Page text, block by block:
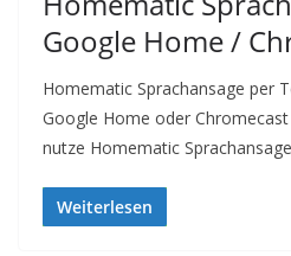
Google Home /
Homematic Sprachansage per
Google Home oder
nutze Homematic
Weiterlesen